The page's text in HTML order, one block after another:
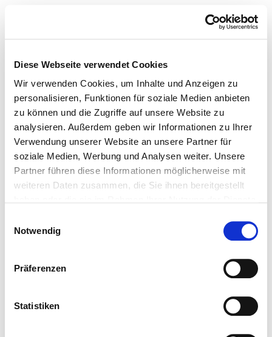
Diese Webseite verwendet Cookies
Wir verwenden Cookies, um Inhalte und Anzeigen zu
personalisieren, Funktionen für soziale Medien anbieten
zu können und die Zugriffe auf unsere Website zu
analysieren. Außerdem geben wir Informationen zu Ihrer
Verwendung unserer Website an unsere Partner für
soziale Medien, Werbung und Analysen weiter. Unsere
Partner führen diese Informationen möglicherweise mit
weiteren Daten zusammen, die Sie ihnen bereitgestellt
Notwendig
Präferenzen
Statistiken